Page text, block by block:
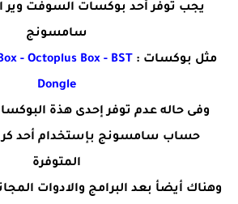
يجب توفر أحد بوكسات السوفت وير
سامسونج
مثل بوكسات : - Octoplus Box - BST
Dongle
وفى حاله عدم توفر إحدى هذة
حساب سامسونج بإستخدام أحد
المتوفرة
وهناك أيضأ بعد البرامج والادوات